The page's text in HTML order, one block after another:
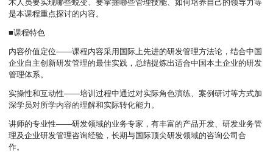
术人员要实现哪些蜕变、要掌握哪些管理技能、如何培养自己的领导力等
是本课程重点探讨的内容。
■课程特色
内容价值定位――课程内容采用国际上先进的研发管理方法论，结合中国
企业自主创新研发管理的最佳实践，总结提炼出适合中国本土企业的研发
管理体系。
实操性和互动性――培训过程中通过对实际角色演练、案例研讨等方式加
深学员对所学内容的理解和实际转化能力。
讲师的专业性――研发领域的业务专家，有丰富的产品开发、研发业务管
理及企业研发管理咨询经验，长期与国际顶尖研发领域的咨询公司合
作。